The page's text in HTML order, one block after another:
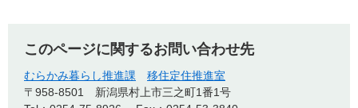
このページに関するお問い合わせ先
むらかみ暮らし推進課
移住定住推進室
〒958-8501
新潟県村上市三之町1番1号